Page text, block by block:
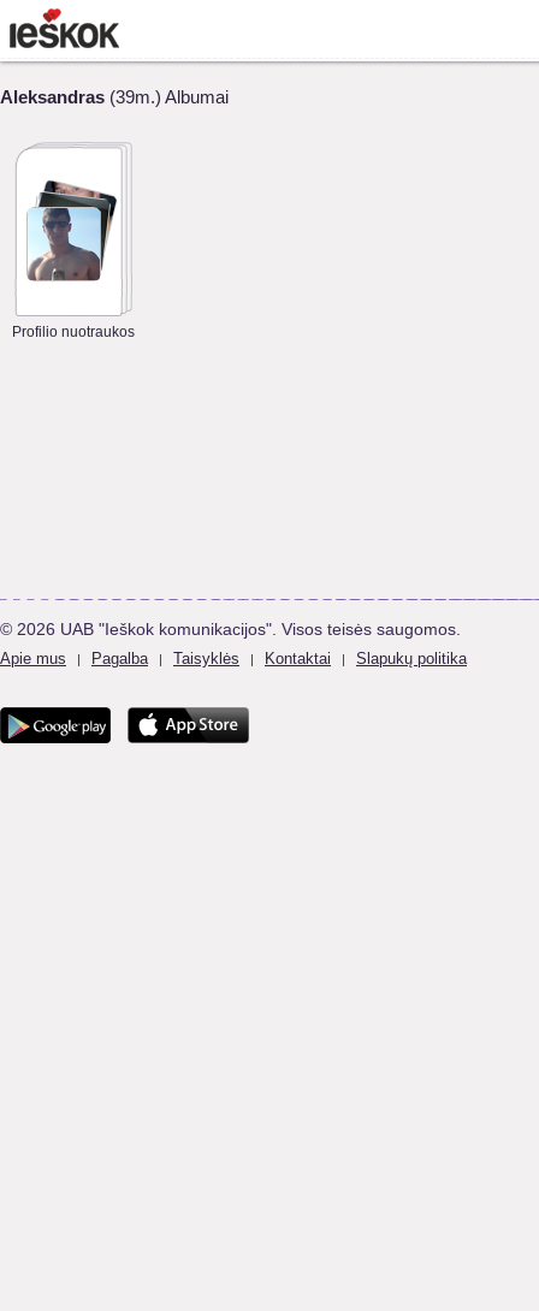
Aleksandras (39m.) Albumai
Profilio nuotraukos
© 2026 UAB "Ieškok komunikacijos". Visos teisės saugomos.
Apie mus | Pagalba | Taisyklės | Kontaktai | Slapukų politika